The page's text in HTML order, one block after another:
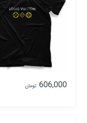
606,000 تومان